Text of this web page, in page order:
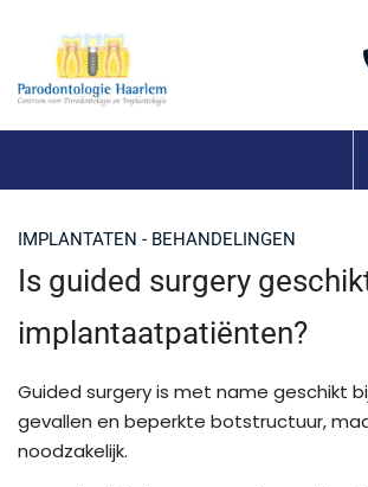
IMPLANTATEN - BEHANDELINGEN
Is guided surgery
implantaatpatiënten?
Guided surgery is met name geschikt
gevallen en beperkte botstructuur,
noodzakelijk.